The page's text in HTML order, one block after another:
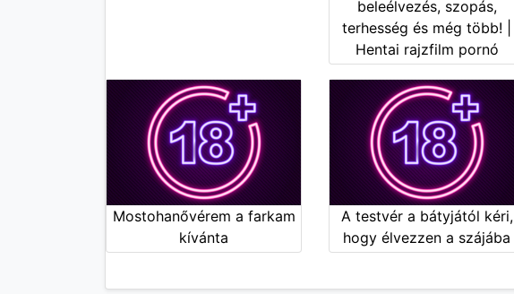
beleélvezés, szopás,
terhesség és még több! |
Hentai rajzfilm pornó
Mostohanővérem a farkam
kívánta
A testvér a bátyjától kéri,
hogy élvezzen a szájába